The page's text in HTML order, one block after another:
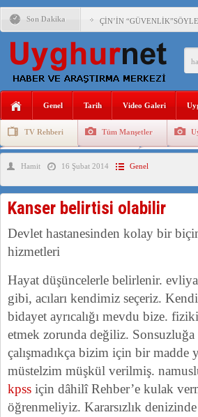
Son Dakika ÇİN’İN
ANAHTAR PARTİ GENEL
ÇİN’İN DOĞU
150 YILDIR KAYNAYAN
ÇİN’İN UYGUR
MHP’DEN URUMÇİ
ÇİN’İN ANKARA
Genel Tarih Video Galeri
TV Rehberi Tüm Manşetler
Uygurlarda Düğün ve Cenaze
Hamit 16 Şubat 2014 Genel
Kanser belirtisi olabilir
Devlet hastanesinden kolay bir
hizmetleri
Hayat düşüncelerle belirlenir.
gibi, acıları kendimiz seçeriz.
bidayet ayrıcalığı mevdu bize.
etmek zorunda değiliz.
çalışmadıkça bizim için bir
müstelzim müşkül verilmiş.
kpss için dâhilî Rehber’e kulak
öğrenmeliyiz. Kararsızlık